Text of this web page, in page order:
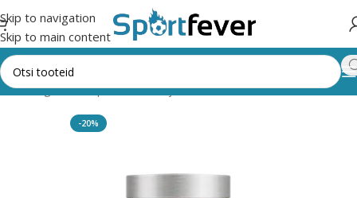
Skip to navigation
Skip to main content
kategooriad Spordi, dieet- ja tervisetoidud KAPSLITOOTED
-20%